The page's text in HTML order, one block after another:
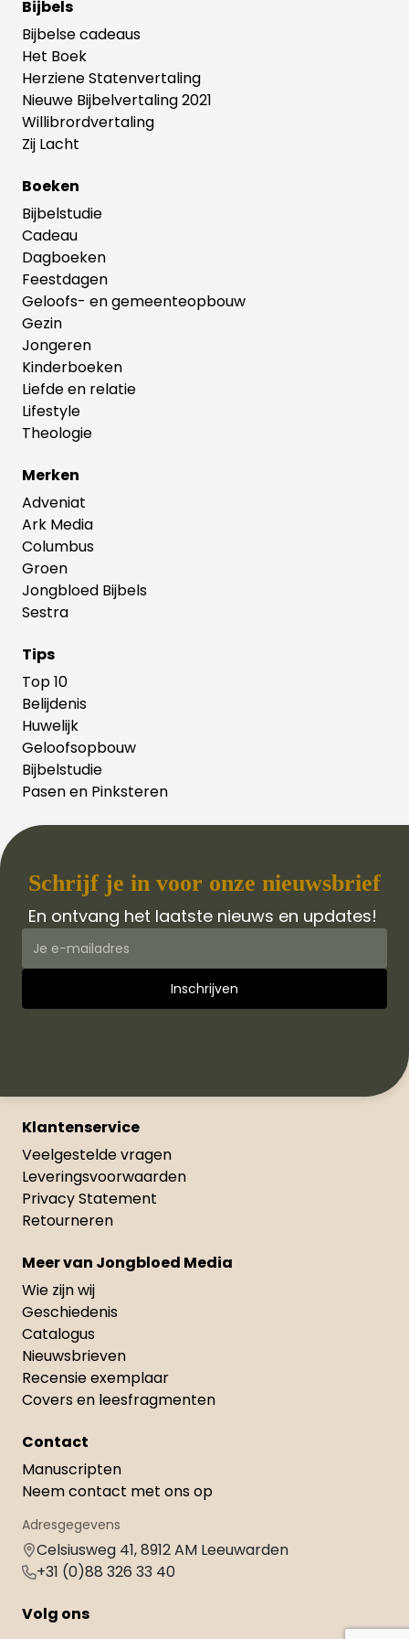
Bijbels
Bijbelse cadeaus
Het Boek
Herziene Statenvertaling
Nieuwe Bijbelvertaling 2021
Willibrordvertaling
Zij Lacht
Boeken
Bijbelstudie
Cadeau
Dagboeken
Feestdagen
Geloofs- en gemeenteopbouw
Gezin
Jongeren
Kinderboeken
Liefde en relatie
Lifestyle
Theologie
Merken
Adveniat
Ark Media
Columbus
Groen
Jongbloed Bijbels
Sestra
Tips
Top 10
Belijdenis
Huwelijk
Geloofsopbouw
Bijbelstudie
Pasen en Pinksteren
Schrijf je in voor onze nieuwsbrief
En ontvang het laatste nieuws en updates!
Klantenservice
Veelgestelde vragen
Leveringsvoorwaarden
Privacy Statement
Retourneren
Meer van Jongbloed Media
Wie zijn wij
Geschiedenis
Catalogus
Nieuwsbrieven
Recensie exemplaar
Covers en leesfragmenten
Contact
Manuscripten
Neem contact met ons op
Adresgegevens
Celsiusweg 41, 8912 AM Leeuwarden
+31 (0)88 326 33 40
Volg ons